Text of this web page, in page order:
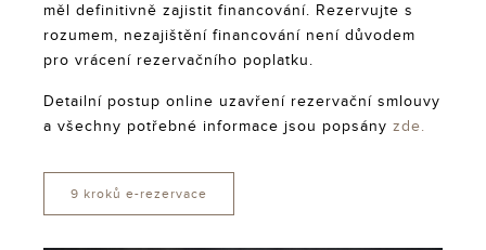
měl definitivně zajistit financování. Rezervujte s
rozumem, nezajištění financování není důvodem
pro vrácení rezervačního poplatku.
Detailní postup online uzavření rezervační smlouvy
a všechny potřebné informace jsou popsány zde.
9 kroků e-rezervace